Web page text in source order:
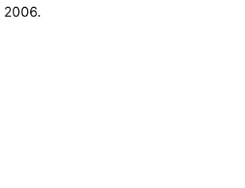
2006.